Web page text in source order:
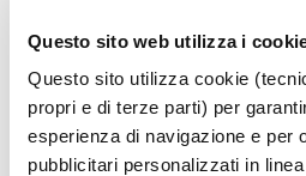
Questo sito web utilizza i
Questo sito utilizza cookie
propri e di terze parti) per
esperienza di navigazione e per
pubblicitari personalizzati in